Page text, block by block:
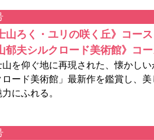
山ろく・ユリの咲く丘》コー
郁夫シルクロード美術館》コ
を仰ぐ地に再現された、懐かし
ロード美術館」最新作を鑑賞し、
にふれる。